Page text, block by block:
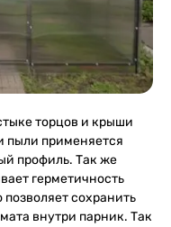
торцов и крыши
пыли применяется
профиль. Так же
герметичность
сохранить
внутри парник. Так